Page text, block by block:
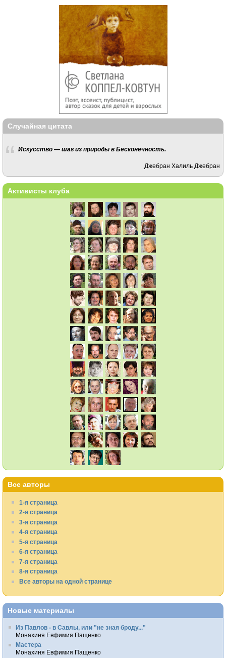
Случайная цитата
Искусство — шаг из природы в Бесконечность.
Джебран Халиль Джебран
Активисты клуба
Все авторы
1-я страница
2-я страница
3-я страница
4-я страница
5-я страница
6-я страница
7-я страница
8-я страница
Все авторы на одной странице
Новые материалы
Из Павлов - в Савлы, или "не зная броду..."
Монахиня Евфимия Пащенко
Мастера
Монахиня Евфимия Пащенко